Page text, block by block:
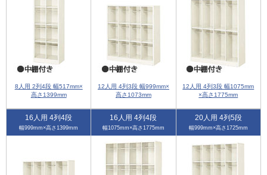
8人用 2列4段 幅517mm×
高さ1399mm
12人用 4列3段 幅999mm×
高さ1073mm
12人用 4列3段 幅1075mm
×高さ1775mm
16人用 4列4段
幅999mm×高さ1399mm
16人用 4列4段
幅1075mm×高さ1775mm
20人用 4列5段
幅999mm×高さ1725mm